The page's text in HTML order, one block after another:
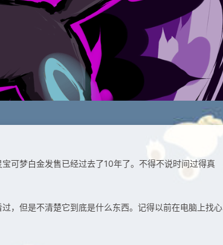
可梦白金发售已经过去了10年了。不得不说时间过得真
，但是不清楚它到底是什么东西。记得以前在电脑上找心